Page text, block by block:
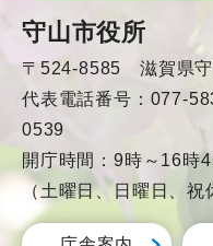
守山市役所
〒524-8585 滋賀県守
代表電話番号：077-
0539
開庁時間：9時～16時
（土曜日、日曜日、祝